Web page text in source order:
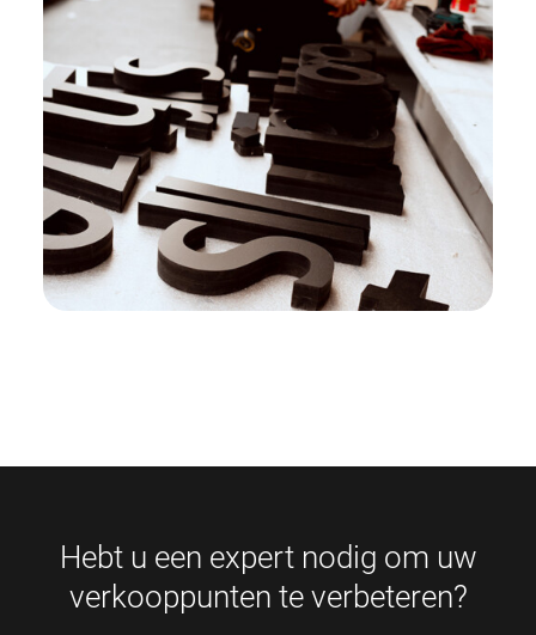
Hebt u een expert nodig om uw
verkooppunten te verbeteren?